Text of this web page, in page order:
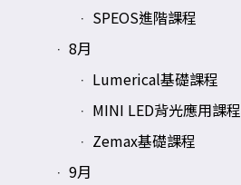
SPEOS進階課程
8月
Lumerical基礎課程
MINI LED背光應用課程
Zemax基礎課程
9月